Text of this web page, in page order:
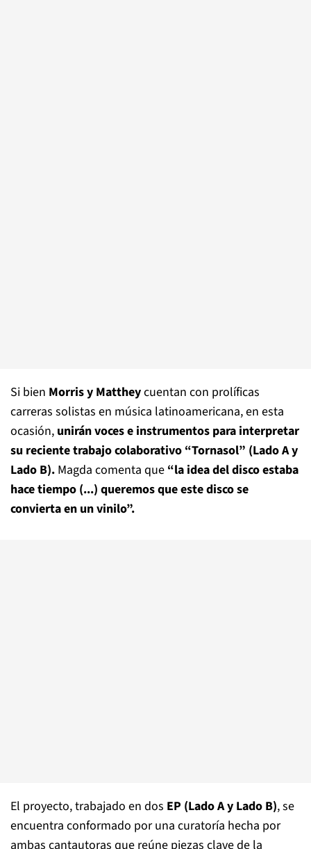
Si bien Morris y Mattheycuentan con prolíficas
carreras solistas en música latinoamericana, en esta
ocasión, unirán voces e instrumentos para interpretar
su reciente trabajo colaborativo “Tornasol” (Lado A y
Lado B). Magda comenta que “la idea del disco estaba
hace tiempo (...) queremos que este disco se
convierta en un vinilo”.
El proyecto, trabajado en dos EP (Lado A y Lado B), se
encuentra conformado por una curatoría hecha por
ambas cantautoras que reúne piezas clave de la